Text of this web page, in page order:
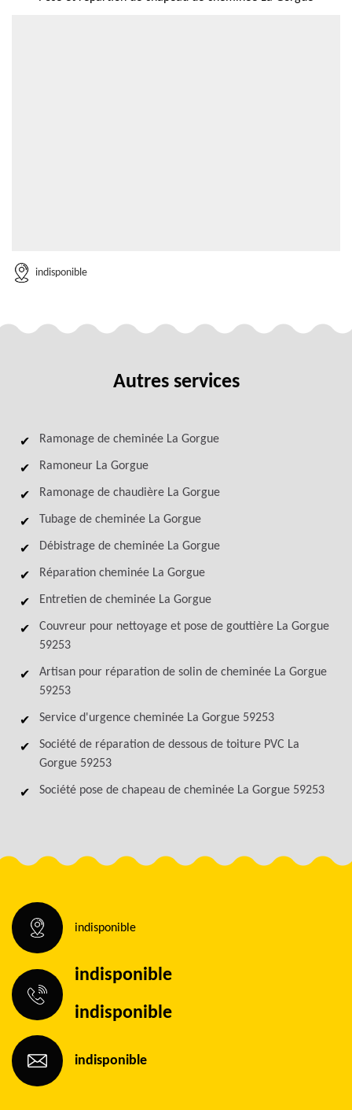
indisponible
Autres services
Ramonage de cheminée La Gorgue
Ramoneur La Gorgue
Ramonage de chaudière La Gorgue
Tubage de cheminée La Gorgue
Débistrage de cheminée La Gorgue
Réparation cheminée La Gorgue
Entretien de cheminée La Gorgue
Couvreur pour nettoyage et pose de gouttière La Gorgue
59253
Artisan pour réparation de solin de cheminée La Gorgue
59253
Service d'urgence cheminée La Gorgue 59253
Société de réparation de dessous de toiture PVC La
Gorgue 59253
Société pose de chapeau de cheminée La Gorgue 59253
indisponible
indisponible
indisponible
indisponible